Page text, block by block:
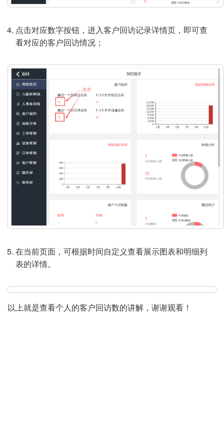
点击对应数字按钮，进入客户回访记录详情页，即可查
看对应的客户回访情况；
在当前页面，可根据时间自定义查看展示图表和明细列
表的详情。
以上就是查看个人的客户回访数的讲解，谢谢观看！